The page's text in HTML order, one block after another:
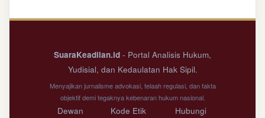
SuaraKeadilan.id - Portal Analisis Hukum,
Yudisial, dan Kedaulatan Hak Sipil.
Menyajikan jurnalisme advokasi, telaah regulasi, dan fakta
objektif demi tegaknya kebenaran hukum nasional.
Dewan Kode Etik Hubungi